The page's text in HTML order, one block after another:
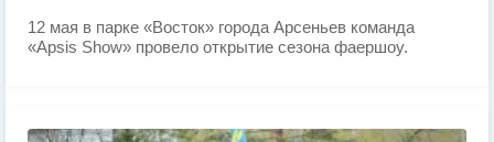
12 мая в парке «Восток» города Арсеньев команда
«Apsis Show» провело открытие сезона фаершоу.